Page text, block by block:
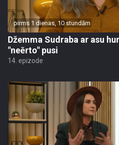
pirms 1 dienas, 10 stundām
Džemma Sudraba ar asu
"neērto" pusi
14. epizode